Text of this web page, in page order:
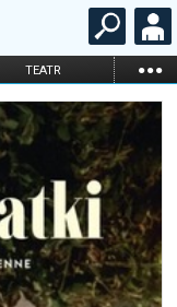
TEATR ...
STAND-UP
KARNETY